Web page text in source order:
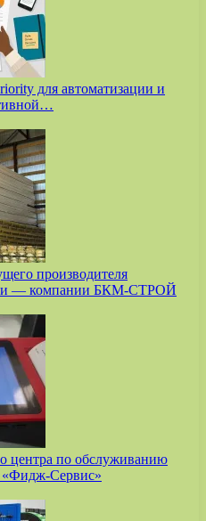
для автоматизации и
производителя
— компании БКМ-СТРОЙ
центра по обслуживанию
«Фидж-Сервис»